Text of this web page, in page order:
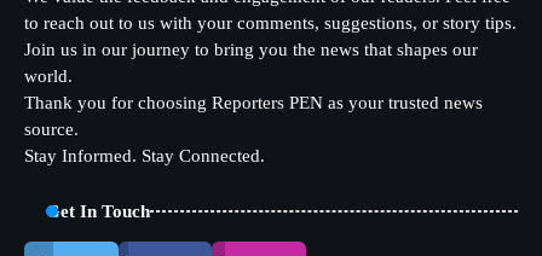
to reach out to us with your comments, suggestions, or story tips.
Join us in our journey to bring you the news that shapes our
world.
Thank you for choosing Reporters PEN as your trusted news
source.
Stay Informed. Stay Connected.
Get In Touch